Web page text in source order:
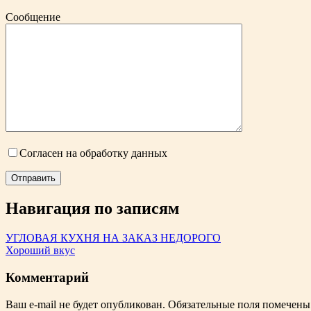
Сообщение
Согласен на обработку данных
Навигация по записям
УГЛОВАЯ КУХНЯ НА ЗАКАЗ НЕДОРОГО
Хороший вкус
Комментарий
Ваш e-mail не будет опубликован. Обязательные поля